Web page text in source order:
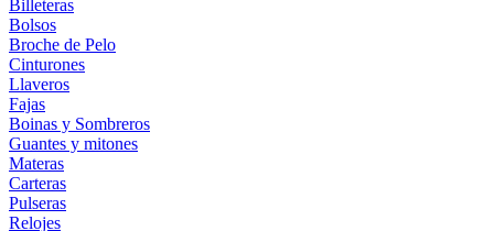
Billeteras
Bolsos
Broche de Pelo
Cinturones
Llaveros
Fajas
Boinas y Sombreros
Guantes y mitones
Materas
Carteras
Pulseras
Relojes